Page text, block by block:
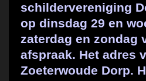
schildervereniging
op dinsdag 29 en
zaterdag en zondag
afspraak. Het adres
Zoeterwoude Dorp.